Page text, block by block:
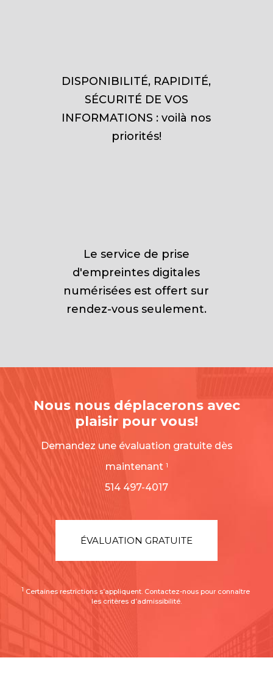
DISPONIBILITÉ, RAPIDITÉ,
SÉCURITÉ DE VOS
INFORMATIONS : voilà nos
priorités!
Le service de prise
d'empreintes digitales
numérisées est offert sur
rendez-vous seulement.
Nous nous déplacerons avec
plaisir pour vous!
Demandez une évaluation gratuite dès
maintenant 1
514 497-4017
ÉVALUATION GRATUITE
1 Certaines restrictions s’appliquent. Contactez-nous pour connaître
les critères d’admissibilité.